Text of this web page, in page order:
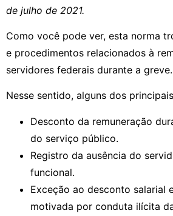
de julho de 2021.
Como você pode ver, esta norma
e procedimentos relacionados à
servidores federais durante a greve.
Nesse sentido, alguns dos
Desconto da remuneração
do serviço público.
Registro da ausência do
funcional.
Exceção ao desconto salarial
motivada por conduta ilícita